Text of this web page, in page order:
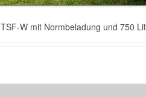
TSF‐W mit Normbeladung und 750